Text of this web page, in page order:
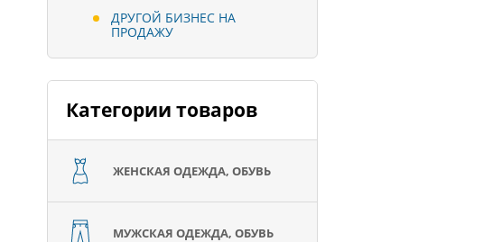
ДРУГОЙ БИЗНЕС НА
ПРОДАЖУ
Категории товаров
ЖЕНСКАЯ ОДЕЖДА, ОБУВЬ
МУЖСКАЯ ОДЕЖДА, ОБУВЬ